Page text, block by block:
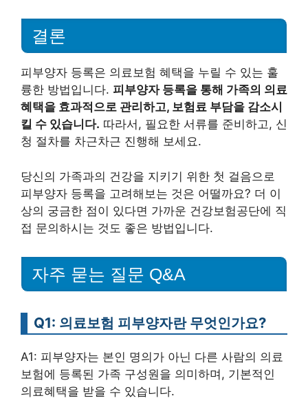
결론
피부양자 등록은 의료보험 혜택을 누릴 수 있는 훌
륭한 방법입니다. 피부양자 등록을 통해 가족의 의료
혜택을 효과적으로 관리하고, 보험료 부담을 감소시
킬 수 있습니다. 따라서, 필요한 서류를 준비하고, 신
청 절차를 차근차근 진행해 보세요.
당신의 가족과의 건강을 지키기 위한 첫 걸음으로
피부양자 등록을 고려해보는 것은 어떨까요? 더 이
상의 궁금한 점이 있다면 가까운 건강보험공단에 직
접 문의하시는 것도 좋은 방법입니다.
자주 묻는 질문 Q&A
Q1: 의료보험 피부양자란 무엇인가요?
A1: 피부양자는 본인 명의가 아닌 다른 사람의 의료
보험에 등록된 가족 구성원을 의미하며, 기본적인
의료혜택을 받을 수 있습니다.